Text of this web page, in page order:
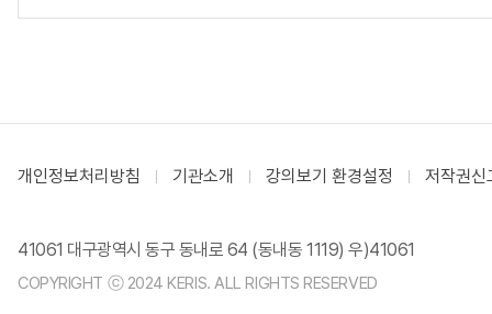
개인정보처리방침 기관소개 강의보기 환경설정 저작권신
41061 대구광역시 동구 동내로 64 (동내동 1119) 우)41061
COPYRIGHT ⓒ 2024 KERIS. ALL RIGHTS RESERVED